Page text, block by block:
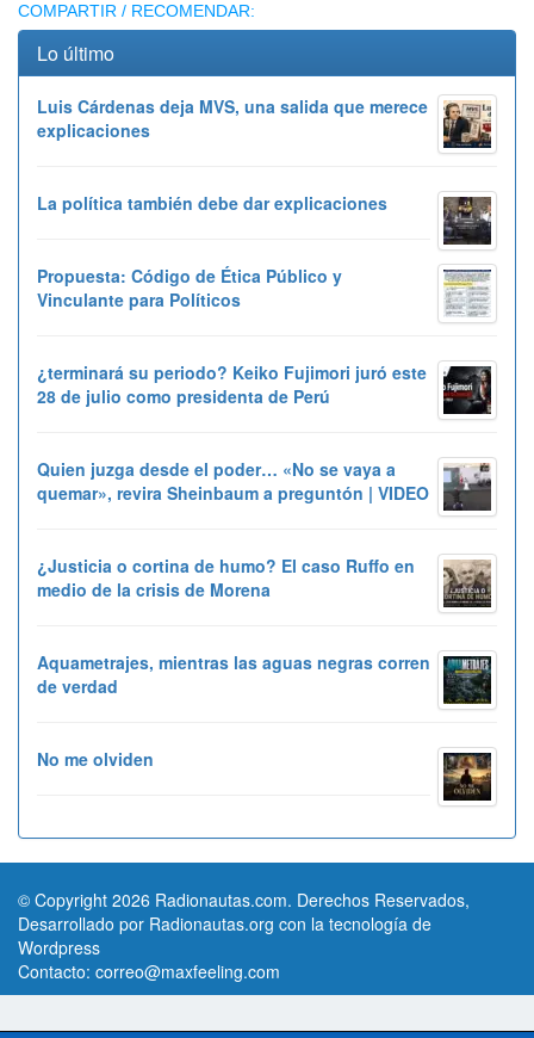
COMPARTIR / RECOMENDAR:
Lo último
Luis Cárdenas deja MVS, una salida que merece
explicaciones
La política también debe dar explicaciones
Propuesta: Código de Ética Público y
Vinculante para Políticos
¿terminará su periodo? Keiko Fujimori juró este
28 de julio como presidenta de Perú
Quien juzga desde el poder… «No se vaya a
quemar», revira Sheinbaum a preguntón | VIDEO
¿Justicia o cortina de humo? El caso Ruffo en
medio de la crisis de Morena
Aquametrajes, mientras las aguas negras corren
de verdad
No me olviden
© Copyright 2026 Radionautas.com. Derechos Reservados,
Desarrollado por Radionautas.org con la tecnología de
Wordpress
Contacto: correo@maxfeeling.com